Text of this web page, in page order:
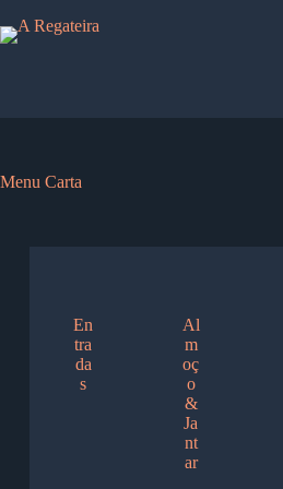
Menu Carta
En
tra
da
s
Al
m
oç
o
&
Ja
nt
ar